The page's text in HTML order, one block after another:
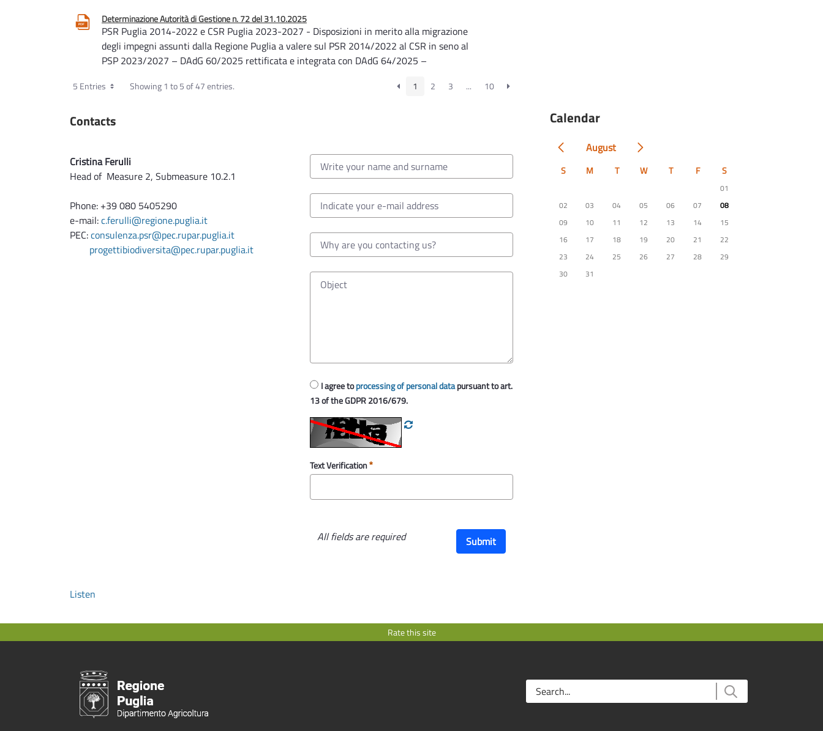
Determinazione Autorità di Gestione n. 72 del 31.10.2025
PSR Puglia 2014-2022 e CSR Puglia 2023-2027 - Disposizioni in merito alla migrazione
degli impegni assunti dalla Regione Puglia a valere sul PSR 2014/2022 al CSR in seno al
PSP 2023/2027 – DAdG 60/2025 rettificata e integrata con DAdG 64/2025 –
PSR Puglia 2014-2022 e CSR Puglia 2023-2027 - Aggiornamento delle disposizioni per
la migrazione degli impegni assunti dalla Regione Puglia a valere sul PSR 2014/2022 al
5 Entries Showing 1 to 5 of 47 entries. 1 2 3 ... 10
Contacts
Cristina Ferulli
Head of Measure 2, Submeasure 10.2.1
Phone: +39 080 5405290
e-mail:c.ferulli@regione.puglia.it
PEC:consulenza.psr@pec.rupar.puglia.it
progettibiodiversita@pec.rupar.puglia.it
I agree toprocessing of personal datapursuant to art.
13 of the GDPR 2016/679.
Text Verification
All fields are required Submit
Calendar
August
S M T W T F S
01
02
03 04 05 06 07
08
09
10 11 12 13 14
15
16
17 18 19 20 21
22
23
24 25 26 27 28
29
30
31
Listen
Rate this site